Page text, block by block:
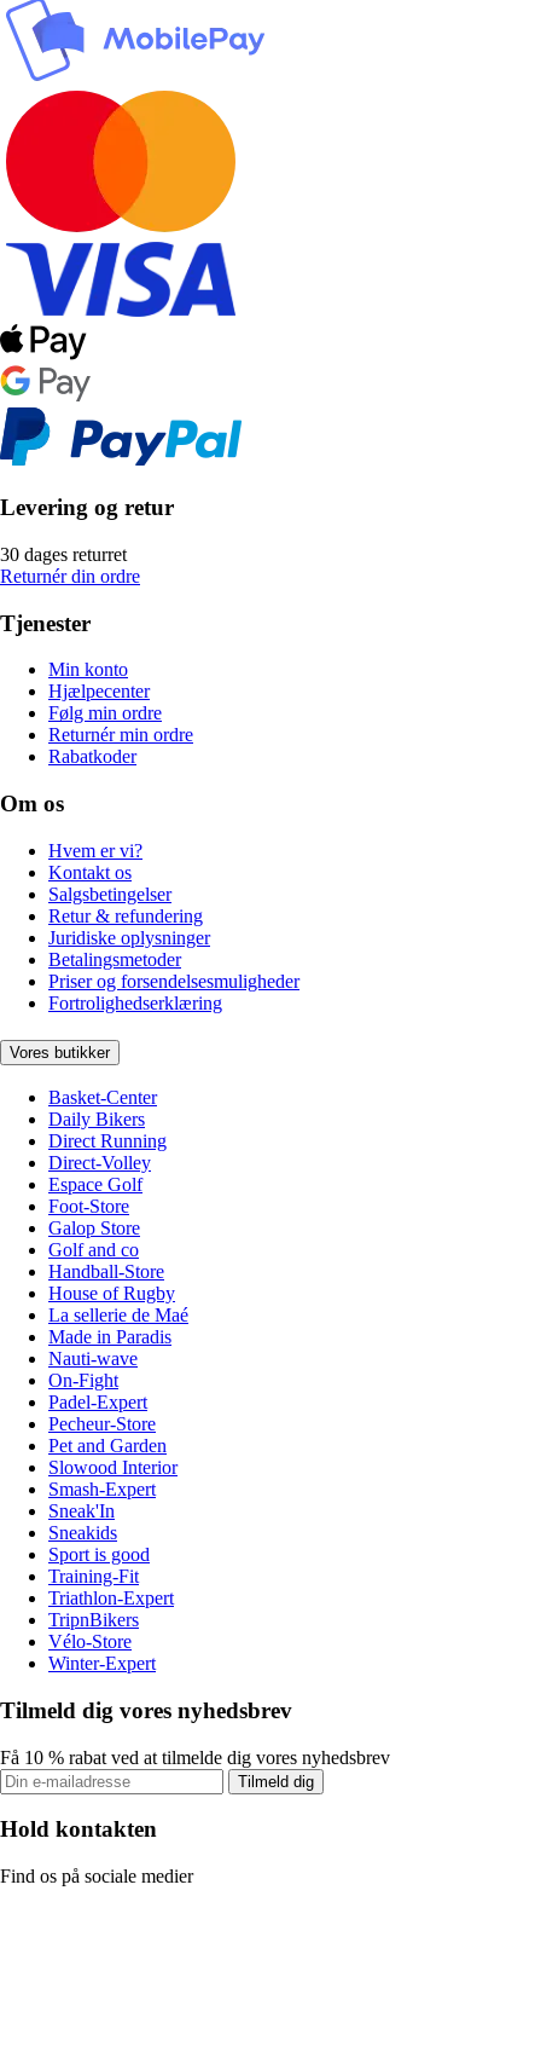
Levering og retur
30 dages returret
Returnér din ordre
Tjenester
Min konto
Hjælpecenter
Følg min ordre
Returnér min ordre
Rabatkoder
Om os
Hvem er vi?
Kontakt os
Salgsbetingelser
Retur & refundering
Juridiske oplysninger
Betalingsmetoder
Priser og forsendelsesmuligheder
Fortrolighedserklæring
Vores butikker
Basket-Center
Daily Bikers
Direct Running
Direct-Volley
Espace Golf
Foot-Store
Galop Store
Golf and co
Handball-Store
House of Rugby
La sellerie de Maé
Made in Paradis
Nauti-wave
On-Fight
Padel-Expert
Pecheur-Store
Pet and Garden
Slowood Interior
Smash-Expert
Sneak'In
Sneakids
Sport is good
Training-Fit
Triathlon-Expert
TripnBikers
Vélo-Store
Winter-Expert
Tilmeld dig vores nyhedsbrev
Få 10 % rabat ved at tilmelde dig vores nyhedsbrev
Tilmeld dig
Hold kontakten
Find os på sociale medier